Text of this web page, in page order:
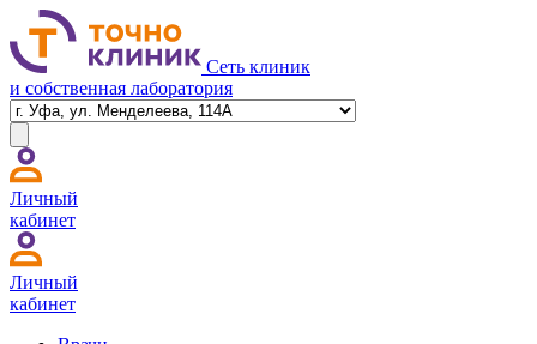
Сеть клиник
и собственная лаборатория
Личный
кабинет
Личный
кабинет